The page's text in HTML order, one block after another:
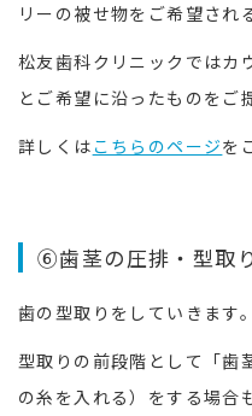
リーの被せ物をご希望され
松友歯科クリニックではカ
とご希望に沿ったものをご
詳しくは こちらのページを
⑥歯茎の圧排・型取
歯の型取りをしていきます。
型取りの前段階として「歯
の糸を入れる）をする場合